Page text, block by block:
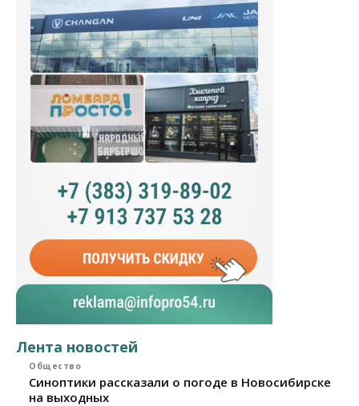
Лента новостей
Общество
Синоптики рассказали о погоде в Новосибирске
на выходных